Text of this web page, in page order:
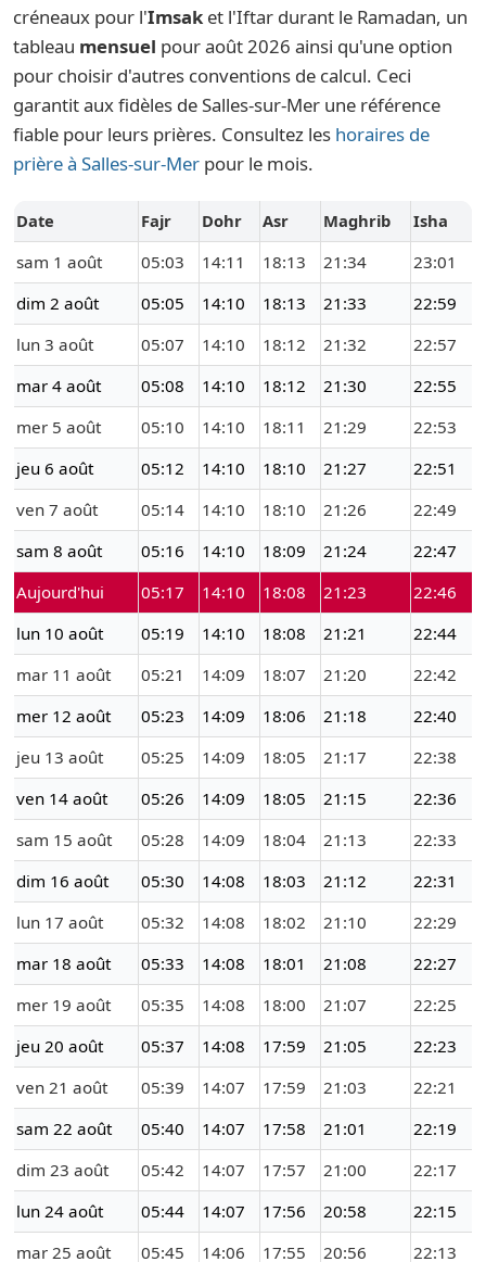
créneaux pour l'Imsak et l'Iftar durant le Ramadan, un
tableau mensuel pour août 2026 ainsi qu'une option
pour choisir d'autres conventions de calcul. Ceci
garantit aux fidèles de Salles-sur-Mer une référence
fiable pour leurs prières. Consultez les horaires de
prière à Salles-sur-Mer pour le mois.
Date Fajr Dohr Asr Maghrib
Isha
sam 1 août
05:03 14:11 18:13 21:34
23:01
dim 2 août
05:05 14:10 18:13 21:33
22:59
lun 3 août
05:07 14:10 18:12 21:32
22:57
mar 4 août
05:08 14:10 18:12 21:30
22:55
mer 5 août
05:10 14:10 18:11 21:29
22:53
jeu 6 août
05:12 14:10 18:10 21:27
22:51
ven 7 août
05:14 14:10 18:10 21:26
22:49
sam 8 août
05:16 14:10 18:09 21:24
22:47
Aujourd'hui
05:17 14:10 18:08 21:23
22:46
lun 10 août
05:19 14:10 18:08 21:21
22:44
mar 11 août
05:21 14:09 18:07 21:20
22:42
mer 12 août
05:23 14:09 18:06 21:18
22:40
jeu 13 août
05:25 14:09 18:05 21:17
22:38
ven 14 août
05:26 14:09 18:05 21:15
22:36
sam 15 août
05:28 14:09 18:04 21:13
22:33
dim 16 août
05:30 14:08 18:03 21:12
22:31
lun 17 août
05:32 14:08 18:02 21:10
22:29
mar 18 août
05:33 14:08 18:01 21:08
22:27
mer 19 août
05:35 14:08 18:00 21:07
22:25
jeu 20 août
05:37 14:08 17:59 21:05
22:23
ven 21 août
05:39 14:07 17:59 21:03
22:21
sam 22 août
05:40 14:07 17:58 21:01
22:19
dim 23 août
05:42 14:07 17:57 21:00
22:17
lun 24 août
05:44 14:07 17:56 20:58
22:15
mar 25 août
05:45 14:06 17:55 20:56 22:13